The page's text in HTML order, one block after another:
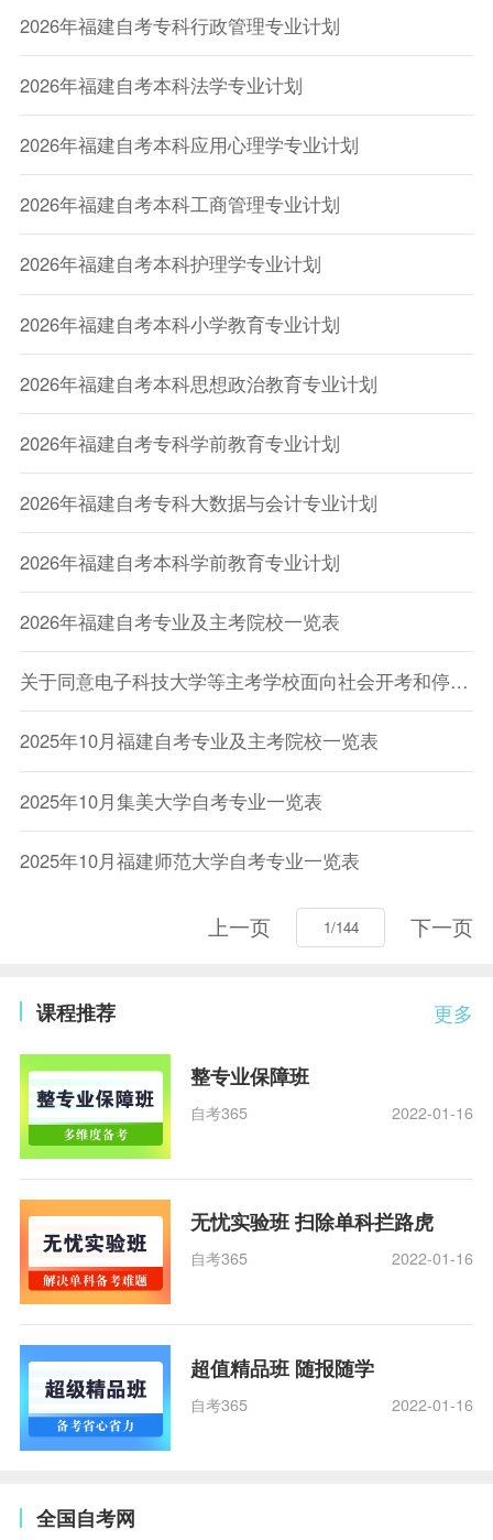
2026年福建自考专科行政管理专业计划
2026年福建自考本科法学专业计划
2026年福建自考本科应用心理学专业计划
2026年福建自考本科工商管理专业计划
2026年福建自考本科护理学专业计划
2026年福建自考本科小学教育专业计划
2026年福建自考本科思想政治教育专业计划
2026年福建自考专科学前教育专业计划
2026年福建自考专科大数据与会计专业计划
2026年福建自考本科学前教育专业计划
2026年福建自考专业及主考院校一览表
关于同意电子科技大学等主考学校面向社会开考和停考高等教育自学考试有关专业的通知
2025年10月福建自考专业及主考院校一览表
2025年10月集美大学自考专业一览表
2025年10月福建师范大学自考专业一览表
上一页 下一页
更多
课程推荐
整专业保障班
自考365 2022-01-16
无忧实验班 扫除单科拦路虎
自考365 2022-01-16
超值精品班 随报随学
自考365 2022-01-16
全国自考网